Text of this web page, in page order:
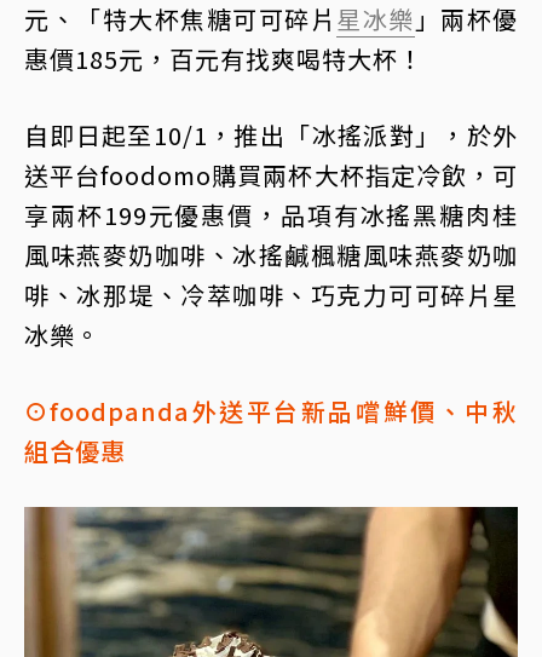
元、「特大杯焦糖可可碎片 星冰樂 」兩杯優
惠價185元，百元有找爽喝特大杯！
自即日起至10/1，推出「冰搖派對」，於外
送平台foodomo購買兩杯大杯指定冷飲，可
享兩杯199元優惠價，品項有冰搖黑糖肉桂
風味燕麥奶咖啡、冰搖鹹楓糖風味燕麥奶咖
啡、冰那堤、冷萃咖啡、巧克力可可碎片星
冰樂。
⊙foodpanda外送平台新品嚐鮮價、中秋
組合優惠